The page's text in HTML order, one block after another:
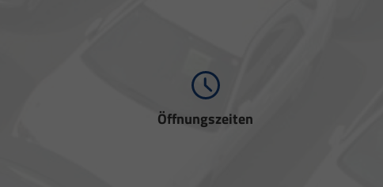
Öffnungszeiten